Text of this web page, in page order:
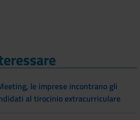
le imprese incontrano gli
al tirocinio extracurriculare